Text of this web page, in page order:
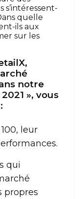
s’intéressent-
quelle
ils aux
sur les
notre
», vous
leur
qui
propres